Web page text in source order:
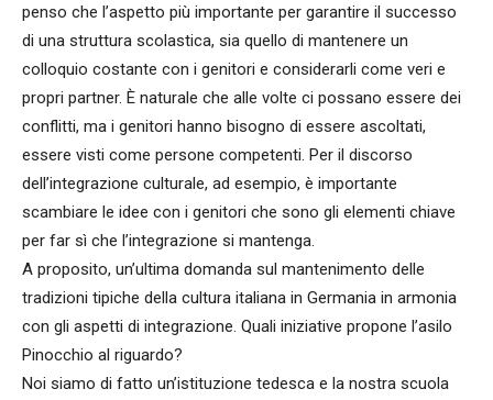
penso che l’aspetto più importante per garantire il successo
di una struttura scolastica, sia quello di mantenere un
colloquio costante con i genitori e considerarli come veri e
propri partner. È naturale che alle volte ci possano essere dei
conflitti, ma i genitori hanno bisogno di essere ascoltati,
essere visti come persone competenti. Per il discorso
dell’integrazione culturale, ad esempio, è importante
scambiare le idee con i genitori che sono gli elementi chiave
per far sì che l’integrazione si mantenga.
A proposito, un’ultima domanda sul mantenimento delle
tradizioni tipiche della cultura italiana in Germania in armonia
con gli aspetti di integrazione. Quali iniziative propone l’asilo
Pinocchio al riguardo?
Noi siamo di fatto un’istituzione tedesca e la nostra scuola